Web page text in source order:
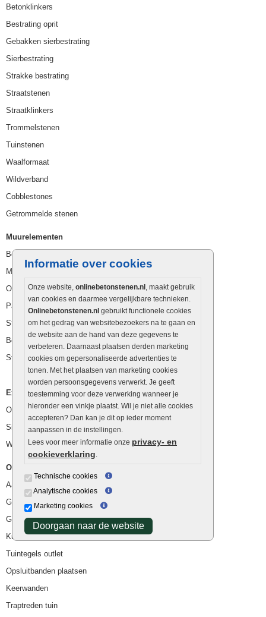
Informatie over cookies
Onze website, onlinebetonstenen.nl , maakt gebruik
van cookies en daarmee vergelijkbare technieken.
Onlinebetonstenen.nl gebruikt functionele cookies
om het gedrag van websitebezoekers na te gaan en
de website aan de hand van deze gegevens te
verbeteren. Daarnaast plaatsen derden marketing
cookies om gepersonaliseerde advertenties te
tonen. Met het plaatsen van marketing cookies
worden persoonsgegevens verwerkt. Je geeft
toestemming voor deze verwerking wanneer je
hieronder een vinkje plaatst. Wil je niet alle cookies
accepteren? Dan kan je dit op ieder moment
aanpassen in de instellingen.
Lees voor meer informatie onze privacy- en
cookieverklaring.
Technische cookies
Analytische cookies
Marketing cookies
Doorgaan naar de website
Betonklinkers
Bestrating oprit
Gebakken sierbestrating
Sierbestrating
Strakke bestrating
Straatstenen
Straatklinkers
Trommelstenen
Tuinstenen
Waalformaat
Wildverband
Cobblestones
Getrommelde stenen
Muurelementen
Betonbielzen
Muurstenen
Opsluitbanden
Palissaden
Stapelblokken
Betonblokken
Stapelstenen
Extra benodigdheden
Ophoogzand
Siergrind en siersplit
Waterafvoer
Overig
Aanbiedingen
Goedkope bestrating
Goedkope tuintegels
Kunstgras
Tuintegels outlet
Opsluitbanden plaatsen
Keerwanden
Traptreden tuin